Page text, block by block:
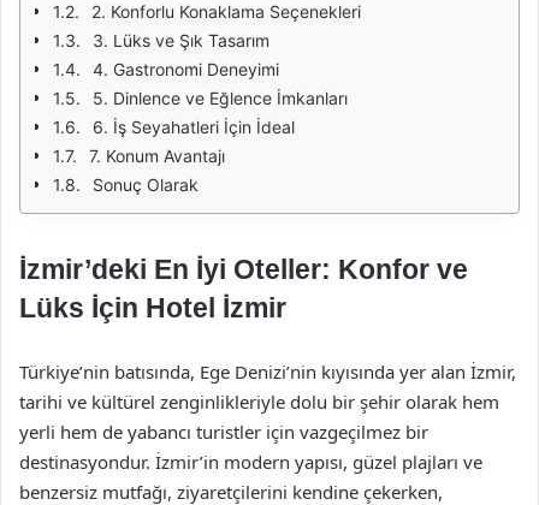
2. Konforlu Konaklama Seçenekleri
3. Lüks ve Şık Tasarım
4. Gastronomi Deneyimi
5. Dinlence ve Eğlence İmkanları
6. İş Seyahatleri İçin İdeal
7. Konum Avantajı
Sonuç Olarak
İzmir’deki En İyi Oteller: Konfor ve
Lüks İçin Hotel İzmir
Türkiye’nin batısında, Ege Denizi’nin kıyısında yer alan İzmir,
tarihi ve kültürel zenginlikleriyle dolu bir şehir olarak hem
yerli hem de yabancı turistler için vazgeçilmez bir
destinasyondur. İzmir’in modern yapısı, güzel plajları ve
benzersiz mutfağı, ziyaretçilerini kendine çekerken,